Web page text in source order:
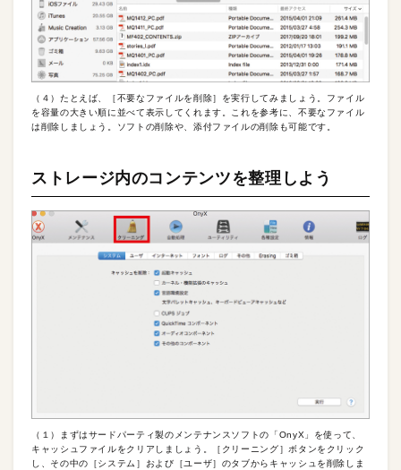
（４）たとえば、［不要なファイルを削除］を実行してみましょう。ファイル
を容量の大きい順に並べて表示してくれます。これを参考に、不要なファイル
は削除しましょう。ソフトの削除や、添付ファイルの削除も可能です。
ストレージ内のコンテンツを整理しよう
（１）まずはサードパーティ製のメンテナンスソフトの「OnyX」を使って、
キャッシュファイルをクリアしましょう。［クリーニング］ボタンをクリック
し、その中の［システム］および［ユーザ］のタブからキャッシュを削除しま